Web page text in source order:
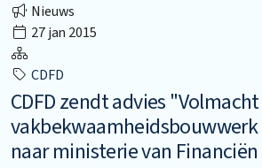
Nieuws
27 jan 2015
CDFD
CDFD zendt advies
vakbekwaamheidsbouwwerk
naar ministerie van Financiën